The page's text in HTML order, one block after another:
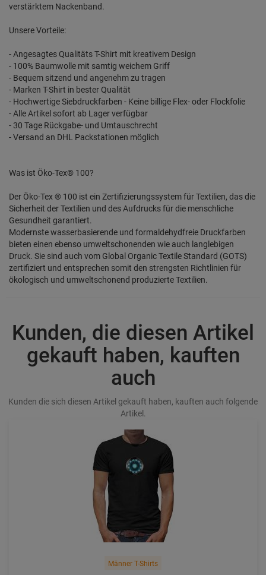
verstärktem Nackenband.
Unsere Vorteile:
- Angesagtes Qualitäts T-Shirt mit kreativem Design
- 100% Baumwolle mit samtig weichem Griff
- Bequem sitzend und angenehm zu tragen
- Marken T-Shirt in bester Qualität
- Hochwertige Siebdruckfarben - Keine billige Flex- oder Flockfolie
- Alle Artikel sofort ab Lager verfügbar
- 30 Tage Rückgabe- und Umtauschrecht
- Versand an DHL Packstationen möglich
Was ist Öko-Tex® 100?
Der Öko-Tex ® 100 ist ein Zertifizierungssystem für Textilien, das die
Sicherheit der Textilien und des Aufdrucks für die menschliche
Gesundheit garantiert.
Modernste wasserbasierende und formaldehydfreie Druckfarben
bieten einen ebenso umweltschonenden wie auch langlebigen
Druck. Sie sind auch vom Global Organic Textile Standard (GOTS)
zertifiziert und entsprechen somit den strengsten Richtlinien für
ökologisch und umweltschonend produzierte Textilien.
Kunden, die diesen Artikel
gekauft haben, kauften
auch
Kunden die sich diesen Artikel gekauft haben, kauften auch folgende
Artikel.
Männer T-Shirts